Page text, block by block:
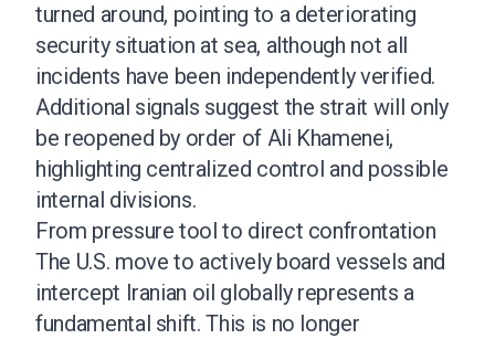
turned around, pointing to a deteriorating
security situation at sea, although not all
incidents have been independently verified.
Additional signals suggest the strait will only
be reopened by order of Ali Khamenei,
highlighting centralized control and possible
internal divisions.
From pressure tool to direct confrontation
The U.S. move to actively board vessels and
intercept Iranian oil globally represents a
fundamental shift. This is no longer